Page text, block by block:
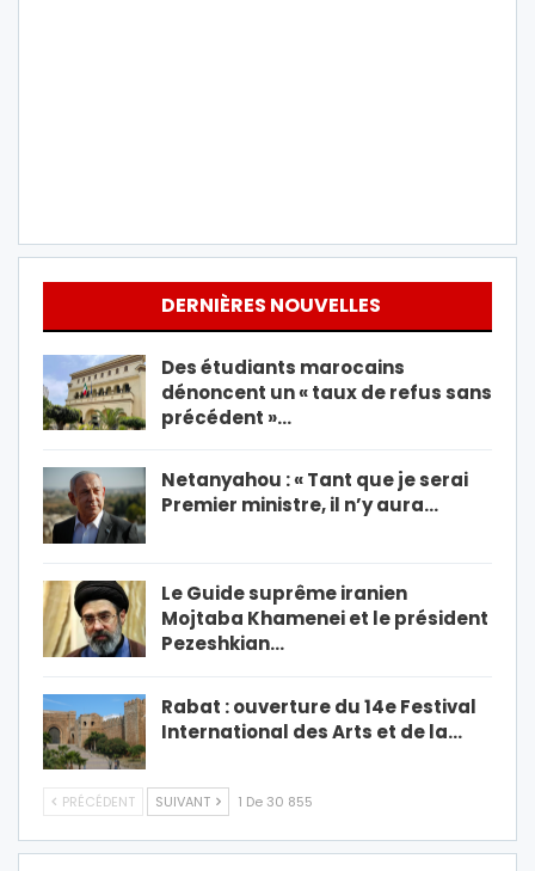
DERNIÈRES NOUVELLES
Des étudiants marocains
dénoncent un « taux de refus sans
précédent »…
Netanyahou : « Tant que je serai
Premier ministre, il n’y aura…
Le Guide suprême iranien
Mojtaba Khamenei et le président
Pezeshkian…
Rabat : ouverture du 14e Festival
International des Arts et de la…
PRÉCÉDENT SUIVANT 1 De 30 855